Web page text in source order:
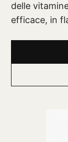
delle
efficace, in